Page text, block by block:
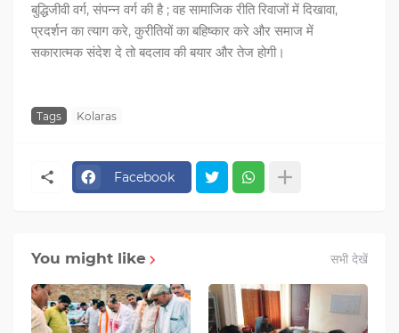
बुद्धिजीवी वर्ग, संपन्न वर्ग की है ; वह सामाजिक रीति रिवाजों में दिखावा,
प्रदर्शन का त्याग करे, कुरीतियों का बहिष्कार करे और समाज में
सकारात्मक संदेश दे तो बदलाव की बयार और तेज होगी।
Tags Kolaras
Facebook
You might like सभी देखें